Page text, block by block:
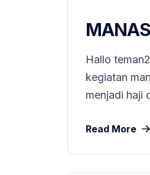
Hallo
kegiatan
menjadi haji
Read More